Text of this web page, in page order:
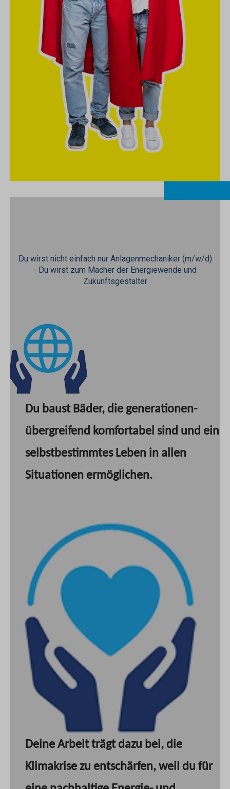
Du wirst nicht einfach nur Anlagenmechaniker (m/w/d)
- Du wirst zum Macher der Energiewende und
Zukunftsgestalter
Du baust Bäder, die generationen-
übergreifend komfortabel sind und ein
selbstbestimmtes Leben in allen
Situationen ermöglichen.
Deine Arbeit trägt dazu bei, die
Klimakrise zu entschärfen, weil du für